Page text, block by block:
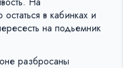
в кабинках и
на подьемник
разбросаны